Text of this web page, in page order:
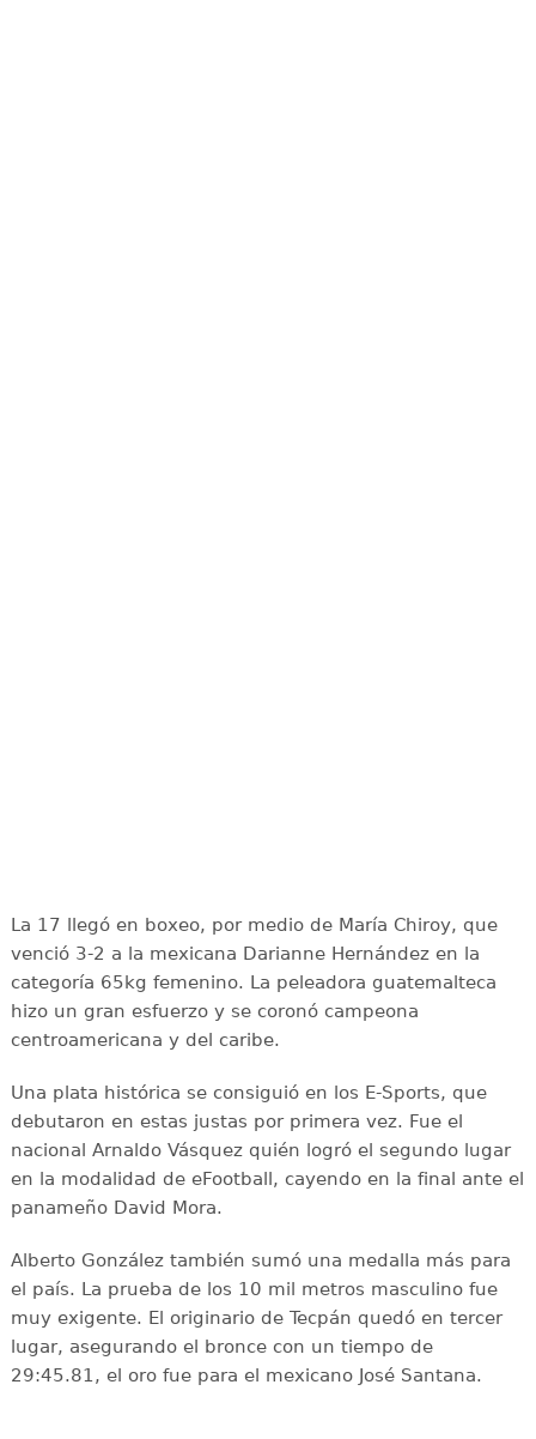
La 17 llegó en boxeo, por medio de María Chiroy, que
venció 3-2 a la mexicana Darianne Hernández en la
categoría 65kg femenino. La peleadora guatemalteca
hizo un gran esfuerzo y se coronó campeona
centroamericana y del caribe.
Una plata histórica se consiguió en los E-Sports, que
debutaron en estas justas por primera vez. Fue el
nacional Arnaldo Vásquez quién logró el segundo lugar
en la modalidad de eFootball, cayendo en la final ante el
panameño David Mora.
Alberto González también sumó una medalla más para
el país. La prueba de los 10 mil metros masculino fue
muy exigente. El originario de Tecpán quedó en tercer
lugar, asegurando el bronce con un tiempo de
29:45.81, el oro fue para el mexicano José Santana.